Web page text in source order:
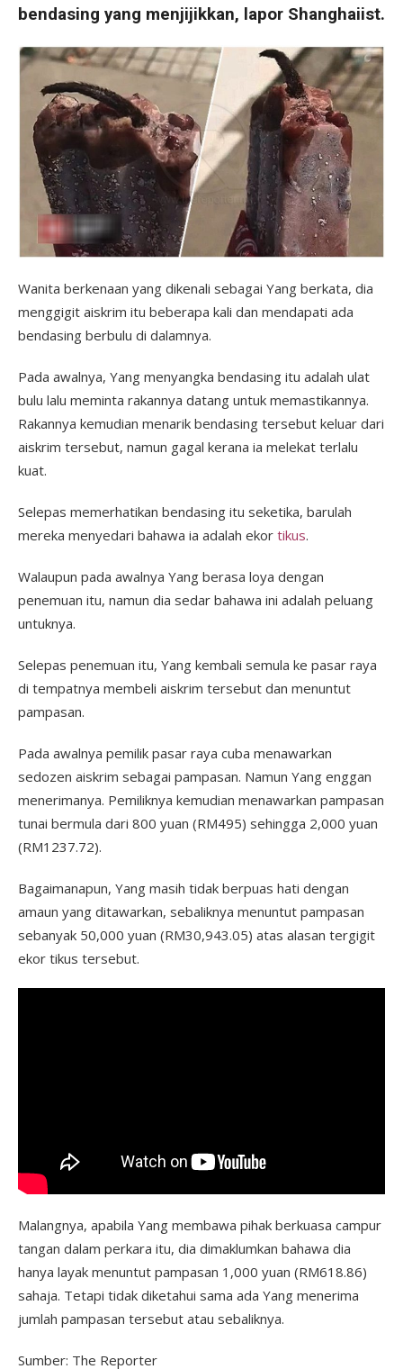
bendasing yang menjijikkan, lapor Shanghaiist.
Wanita berkenaan yang dikenali sebagai Yang berkata, dia
menggigit aiskrim itu beberapa kali dan mendapati ada
bendasing berbulu di dalamnya.
Pada awalnya, Yang menyangka bendasing itu adalah ulat
bulu lalu meminta rakannya datang untuk memastikannya.
Rakannya kemudian menarik bendasing tersebut keluar dari
aiskrim tersebut, namun gagal kerana ia melekat terlalu
kuat.
Selepas memerhatikan bendasing itu seketika, barulah
mereka menyedari bahawa ia adalah ekor tikus.
Walaupun pada awalnya Yang berasa loya dengan
penemuan itu, namun dia sedar bahawa ini adalah peluang
untuknya.
Selepas penemuan itu, Yang kembali semula ke pasar raya
di tempatnya membeli aiskrim tersebut dan menuntut
pampasan.
Pada awalnya pemilik pasar raya cuba menawarkan
sedozen aiskrim sebagai pampasan. Namun Yang enggan
menerimanya. Pemiliknya kemudian menawarkan pampasan
tunai bermula dari 800 yuan (RM495) sehingga 2,000 yuan
(RM1237.72).
Bagaimanapun, Yang masih tidak berpuas hati dengan
amaun yang ditawarkan, sebaliknya menuntut pampasan
sebanyak 50,000 yuan (RM30,943.05) atas alasan tergigit
ekor tikus tersebut.
Malangnya, apabila Yang membawa pihak berkuasa campur
tangan dalam perkara itu, dia dimaklumkan bahawa dia
hanya layak menuntut pampasan 1,000 yuan (RM618.86)
sahaja. Tetapi tidak diketahui sama ada Yang menerima
jumlah pampasan tersebut atau sebaliknya.
Sumber: The Reporter